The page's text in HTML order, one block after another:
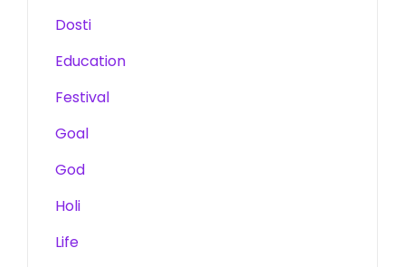
Dosti
Education
Festival
Goal
God
Holi
Life